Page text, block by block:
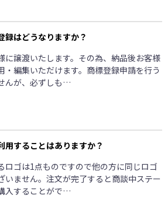
録はどうなりますか？
に譲渡いたします。その為、納品後お客様
・編集いただけます。商標登録申請を行う
んが、必ずしも…
用することはありますか？
ロゴは1点ものですので他の方に同じロゴ
いません。注文が完了すると商談中ステー
入することがで…